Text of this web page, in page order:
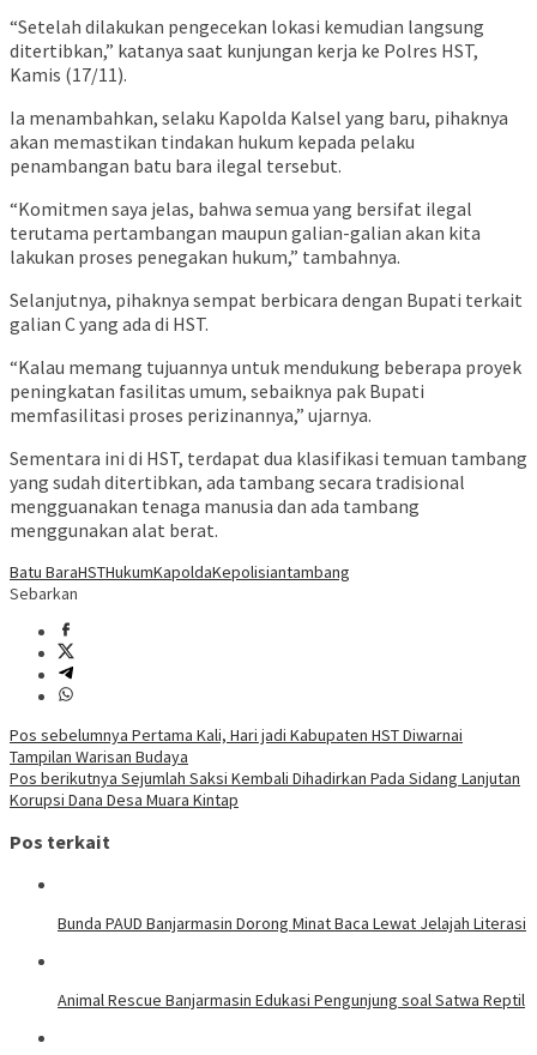
“Setelah dilakukan pengecekan lokasi kemudian langsung
ditertibkan,” katanya saat kunjungan kerja ke Polres HST,
Kamis (17/11).
Ia menambahkan, selaku Kapolda Kalsel yang baru, pihaknya
akan memastikan tindakan hukum kepada pelaku
penambangan batu bara ilegal tersebut.
“Komitmen saya jelas, bahwa semua yang bersifat ilegal
terutama pertambangan maupun galian-galian akan kita
lakukan proses penegakan hukum,” tambahnya.
Selanjutnya, pihaknya sempat berbicara dengan Bupati terkait
galian C yang ada di HST.
“Kalau memang tujuannya untuk mendukung beberapa proyek
peningkatan fasilitas umum, sebaiknya pak Bupati
memfasilitasi proses perizinannya,” ujarnya.
Sementara ini di HST, terdapat dua klasifikasi temuan tambang
yang sudah ditertibkan, ada tambang secara tradisional
mengguanakan tenaga manusia dan ada tambang
menggunakan alat berat.
Batu BaraHSTHukumKapoldaKepolisiantambang
Sebarkan
Navigasi
pos
Pos sebelumnya Pertama Kali, Hari jadi Kabupaten HST Diwarnai
Tampilan Warisan Budaya
Pos berikutnya Sejumlah Saksi Kembali Dihadirkan Pada Sidang Lanjutan
Korupsi Dana Desa Muara Kintap
Pos terkait
Bunda PAUD Banjarmasin Dorong Minat Baca Lewat Jelajah Literasi
Animal Rescue Banjarmasin Edukasi Pengunjung soal Satwa Reptil